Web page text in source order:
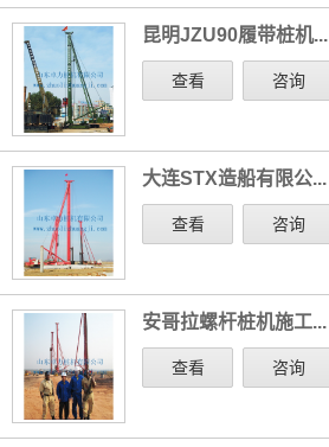
昆明JZU90履带桩机...
查看 咨询
大连STX造船有限公...
查看 咨询
安哥拉螺杆桩机施工...
查看 咨询